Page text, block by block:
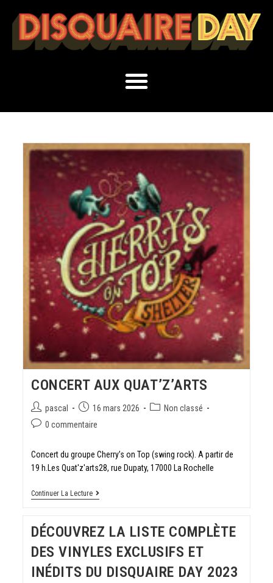
CONCERT AUX QUAT’Z’ARTS
pascal 16 mars 2026
Non classé
0 commentaire
Concert du groupe Cherry’s on Top (swing rock). A partir de
19 h.Les Quat'z'arts28, rue Dupaty, 17000 La Rochelle
Continuer La Lecture
DÉCOUVREZ LA LISTE COMPLÈTE
DES VINYLES EXCLUSIFS ET
INÉDITS DU DISQUAIRE DAY 2023